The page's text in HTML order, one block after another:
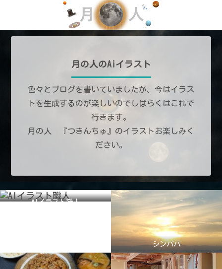
月の人のAiイラスト
色々とブログを書いていましたが、今はイラス
トを生成するのが楽しいのでしばらくはこれで
行きます。
月の人 『つきんちゅ』のイラストお楽しみく
ださい。
AIイラスト職人
シンパパ